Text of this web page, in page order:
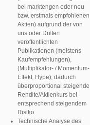
bei marktengen oder neu
bzw. erstmals empfohlenen
Aktien) aufgrund der von
uns oder Dritten
veröffentlichten
Publikationen (meistens
Kaufempfehlungen),
(Multiplikator- / Momentum-
Effekt, Hype), dadurch
überproportional steigende
Rendite/Aktienkurs bei
entsprechend steigendem
Risiko
Technische Analyse des